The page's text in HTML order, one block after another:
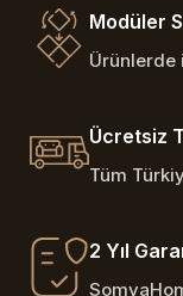
Modüler
Ürünlerde
Ücretsiz
Tüm
2 Yıl